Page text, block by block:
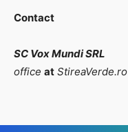
Contact
SC Vox Mundi SRL
office at StireaVerde.ro